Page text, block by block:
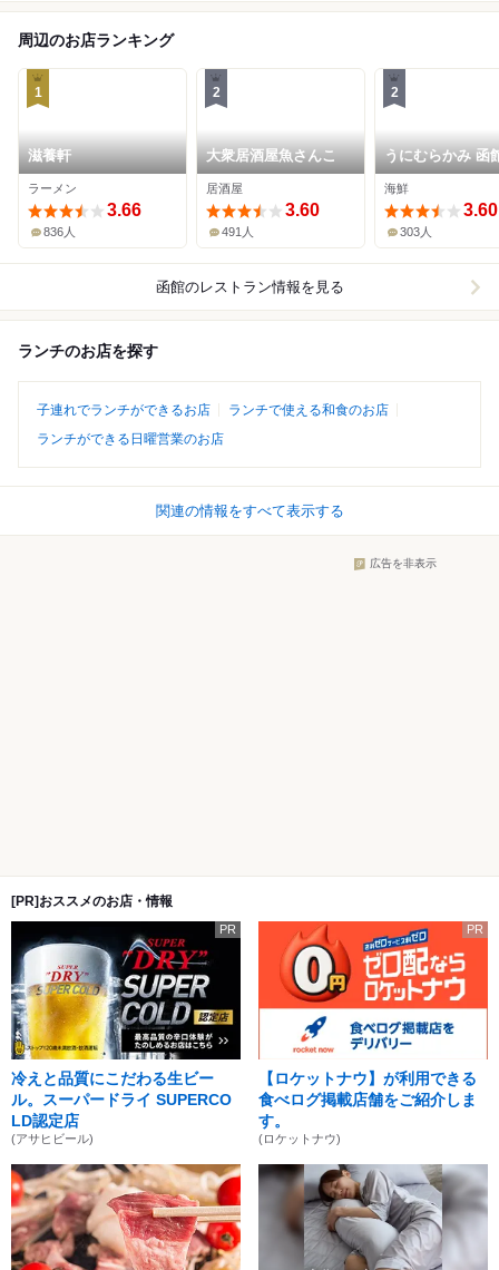
周辺のお店ランキング
1
滋養軒
ラーメン
3.66
836人
2
大衆居酒屋魚さんこ
居酒屋
3.60
491人
2
うにむらかみ 函
前店
海鮮
3.60
303人
函館のレストラン情報を見る
ランチのお店を探す
子連れでランチができるお店
ランチで使える和食のお店
ランチができる日曜営業のお店
関連の情報をすべて表示する
広告を非表示
[PR]おススメのお店・情報
PR
冷えと品質にこだわる生ビー
ル。スーパードライ SUPERCO
LD認定店
(アサヒビール)
PR
【ロケットナウ】が利用できる
食べログ掲載店舗をご紹介しま
す。
(ロケットナウ)